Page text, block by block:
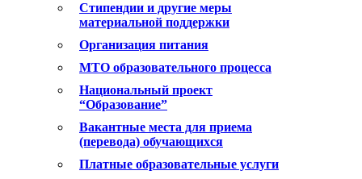
Стипендии и другие меры
материальной поддержки
Организация питания
МТО образовательного процесса
Национальный проект
“Образование”
Вакантные места для приема
(перевода) обучающихся
Платные образовательные услуги